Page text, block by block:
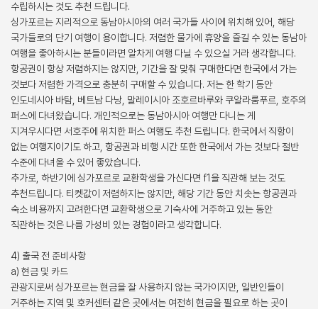
수립하시는 것도 추천 드립니다.
싱가포르는 지리적으로 동남아시아의 여러 국가들 사이에 위치해 있어, 해당
국가들로의 단기 여행이 용이합니다. 저렴한 물가에 휴양을 즐길 수 있는 동남아
여행을 좋아하시는 분들이라면 알차게 여행 다닐 수 있으실 거라 생각합니다.
항공권이 항상 저렴하지는 않지만, 기간을 잘 맞춰 구매한다면 한국에서 가는
것보다 저렴한 가격으로 충분히 구매할 수 있습니다. 저는 한 학기 동안
인도네시아 바탐, 베트남 다낭, 말레이시아 조호르바루와 쿠알라룸푸르, 호주의
퍼스에 다녀왔습니다. 개인적으로는 동남아시아 여행만 다니는 게
지겨우시다면 서호주에 위치한 퍼스 여행도 추천 드립니다. 한국에서 직항이
없는 여행지이기도 하고, 항공권과 비행 시간 또한 한국에서 가는 것보다 절반
수준에 다녀올 수 있어 좋았습니다.
추가로, 하반기에 싱가포르로 교환학생을 가신다면 f1을 직관해 보는 것도
추천드립니다. 티켓값이 저렴하지는 않지만, 해당 기간 동안 치솟는 항공권과
숙소 비용까지 고려한다면 교환학생으로 기숙사에 거주하고 있는 동안
직관하는 것은 나름 가성비 있는 경험이라고 생각합니다.
4) 출국 전 준비사항
a) 현금 및 카드
관광지로써 싱가포르는 현금을 잘 사용하지 않는 국가이지만, 일반인들이
거주하는 지역 및 호커센터 같은 곳에서는 여전히 현금을 필요로 하는 곳이